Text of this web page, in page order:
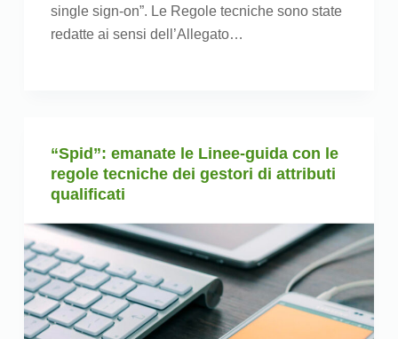
single sign-on”. Le Regole tecniche sono state
redatte ai sensi dell’Allegato…
“Spid”: emanate le Linee-guida con le
regole tecniche dei gestori di attributi
qualificati